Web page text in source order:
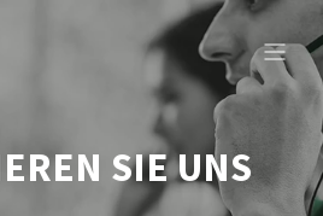
SIE UNS